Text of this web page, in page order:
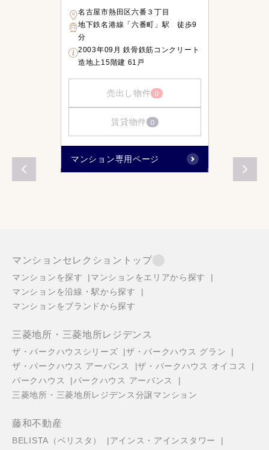
名古屋市熱田区六番３丁目
地下鉄名港線「六番町」駅 徒歩9
分
2003年09月 鉄骨鉄筋コンクリート
造地上15階建 61戸
売出し物件 0
賃貸物件 0
マンション専用ページ
マンションセレクショントップ
マンションを探す
マンションをエリアから探す
マンションを沿線・駅から探す
マンションをブランドから探す
三菱地所・三菱地所レジデンス
ザ・パークハウスシリーズ
ザ・パークハウス グラン
ザ・パークハウス アーバンス
ザ・パークハウス オイコス
パークハウス
パークハウス アーバンス
三菱地所・三菱地所レジデンス分譲マンション
藤和不動産
BELISTA（ベリスタ） アインス・アインスタワー